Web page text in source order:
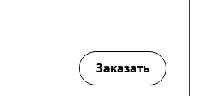
Заказать